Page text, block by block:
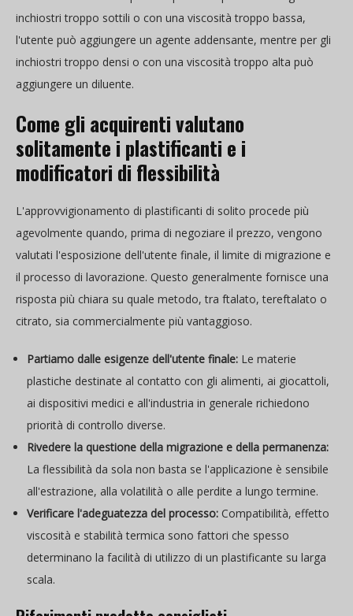
inchiostri troppo sottili o con una viscosità troppo bassa,
l'utente può aggiungere un agente addensante, mentre per gli
inchiostri troppo densi o con una viscosità troppo alta può
aggiungere un diluente.
Come gli acquirenti valutano
solitamente i plastificanti e i
modificatori di flessibilità
L'approvvigionamento di plastificanti di solito procede più
agevolmente quando, prima di negoziare il prezzo, vengono
valutati l'esposizione dell'utente finale, il limite di migrazione e
il processo di lavorazione. Questo generalmente fornisce una
risposta più chiara su quale metodo, tra ftalato, tereftalato o
citrato, sia commercialmente più vantaggioso.
Partiamo dalle esigenze dell'utente finale: Le materie
plastiche destinate al contatto con gli alimenti, ai giocattoli,
ai dispositivi medici e all'industria in generale richiedono
priorità di controllo diverse.
Rivedere la questione della migrazione e della permanenza:
La flessibilità da sola non basta se l'applicazione è sensibile
all'estrazione, alla volatilità o alle perdite a lungo termine.
Verificare l'adeguatezza del processo: Compatibilità, effetto
viscosità e stabilità termica sono fattori che spesso
determinano la facilità di utilizzo di un plastificante su larga
scala.